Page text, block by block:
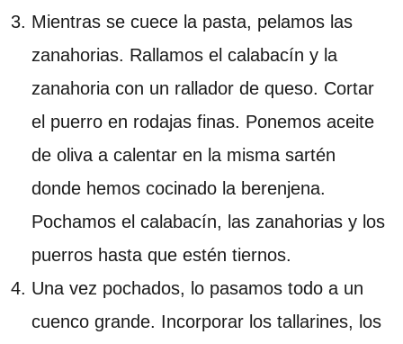
Mientras se cuece la pasta, pelamos las
zanahorias. Rallamos el calabacín y la
zanahoria con un rallador de queso. Cortar
el puerro en rodajas finas. Ponemos aceite
de oliva a calentar en la misma sartén
donde hemos cocinado la berenjena.
Pochamos el calabacín, las zanahorias y los
puerros hasta que estén tiernos.
Una vez pochados, lo pasamos todo a un
cuenco grande. Incorporar los tallarines, los